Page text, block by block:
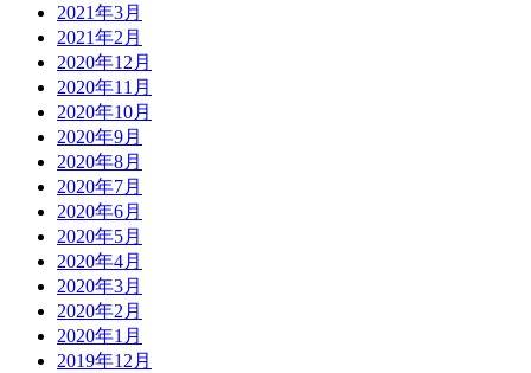
2021年3月
2021年2月
2020年12月
2020年11月
2020年10月
2020年9月
2020年8月
2020年7月
2020年6月
2020年5月
2020年4月
2020年3月
2020年2月
2020年1月
2019年12月